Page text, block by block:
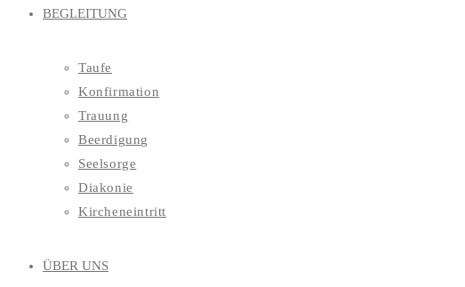
BEGLEITUNG
Taufe
Konfirmation
Trauung
Beerdigung
Seelsorge
Diakonie
Kircheneintritt
ÜBER UNS